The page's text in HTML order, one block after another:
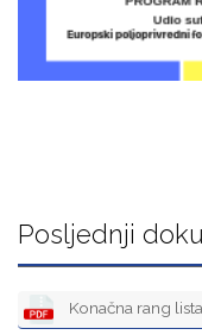
Posljednji
Konačna rang